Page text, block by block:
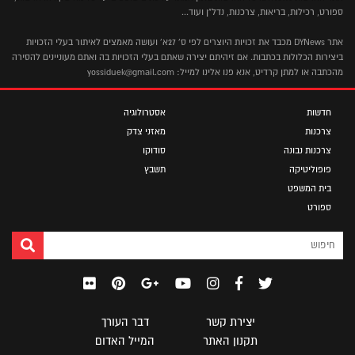
ספורט, רכילות, בריאות, צרכנות, נדל"ן ועוד...
אתר DYNews מכבד את זכויות היוצרים לפי ס' 27א' ועושה מאמצים לאיתור בעלי הזכויות
ביצירות הכלולות בכתבות. אם זיהיתם יצירה שאתם בעלי הזכויות בה ואתם מעוניינים להסירה
מהכתבה או למתן קרדיט, אנא פנו אלינו למייל: yossiduek@gmail.com
חדשות
צרכנות
צרכנות נבונה
פופוליטיקה
בית המשפט
ספורט
אסטרולוגיה
מאזני צדק
סודוקו
תשבץ
יצירת קשר
דבר העורך
תקנון האתר
המייל האדום